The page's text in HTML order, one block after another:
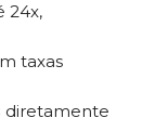
24x,
taxas
diretamente